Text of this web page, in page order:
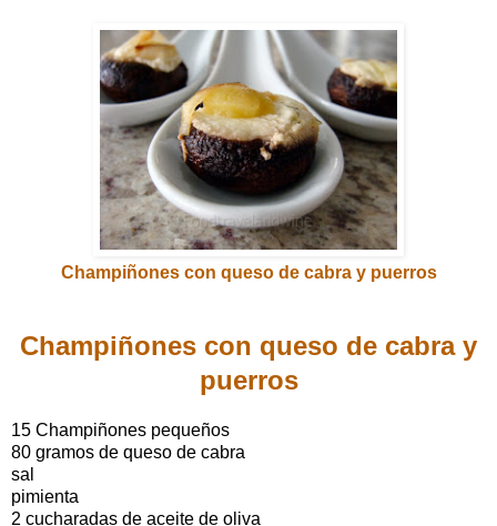
Champiñones con queso de cabra y puerros
Champiñones con queso de cabra y
puerros
15 Champiñones pequeños
80 gramos de queso de cabra
sal
pimienta
2 cucharadas de aceite de oliva